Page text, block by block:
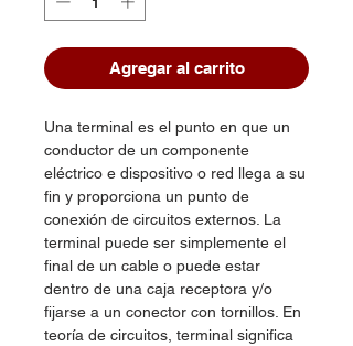
Agregar al carrito
Una terminal es el punto en que un
conductor de un componente
eléctrico e dispositivo o red llega a su
fin y proporciona un punto de
conexión de circuitos externos. La
terminal puede ser simplemente el
final de un cable o puede estar
dentro de una caja receptora y/o
fijarse a un conector con tornillos. En
teoría de circuitos, terminal significa